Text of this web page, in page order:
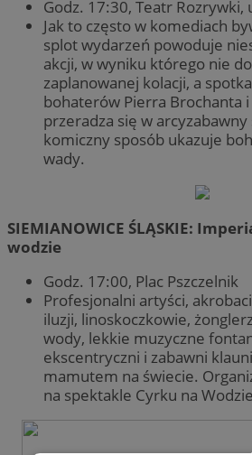
Godz. 17:30, Teatr Rozrywki,
Jak to często w komediach
splot wydarzeń powoduje
akcji, w wyniku którego nie
zaplanowanej kolacji, a
bohaterów Pierra Brochanta i
przeradza się w
komiczny sposób ukazuje
wady.
SIEMIANOWICE ŚLĄSKIE:
wodzie
Godz. 17:00, Plac Pszczelnik
Profesjonalni artyści,
iluzji, linoskoczkowie,
wody, lekkie muzyczne
ekscentryczni i zabawni
mamutem na świecie.
na spektakle Cyrku na Wodzie